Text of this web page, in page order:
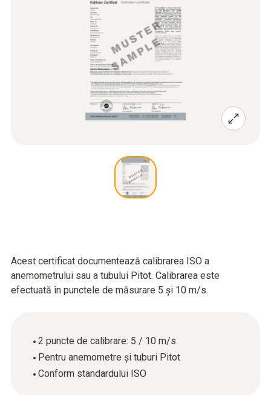
Acest certificat documentează calibrarea ISO a
anemometrului sau a tubului Pitot. Calibrarea este
efectuată în punctele de măsurare 5 și 10 m/s.
2 puncte de calibrare: 5 / 10 m/s
Pentru anemometre și tuburi Pitot
Conform standardului ISO